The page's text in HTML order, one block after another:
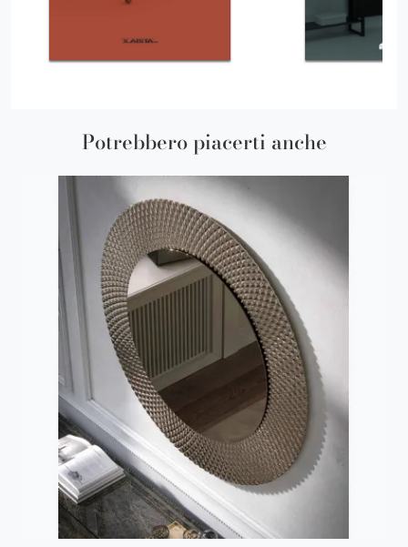
Potrebbero piacerti anche